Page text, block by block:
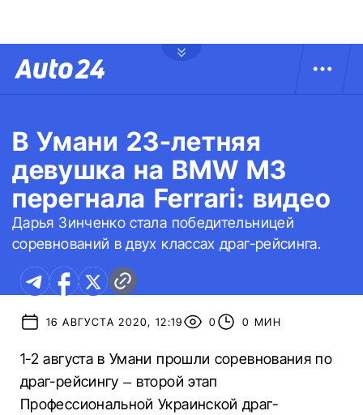
В Умани 23-летняя
девушка на BMW M3
перегнала Ferrari: видео
Дарья Зинченко стала победительницей
соревнований в двух классах драг-рейсинга.
16 АВГУСТА 2020, 12:19 0 0 МИН
1-2 августа в Умани прошли соревнования по
драг-рейсингу – второй этап
Профессиональной Украинской драг-